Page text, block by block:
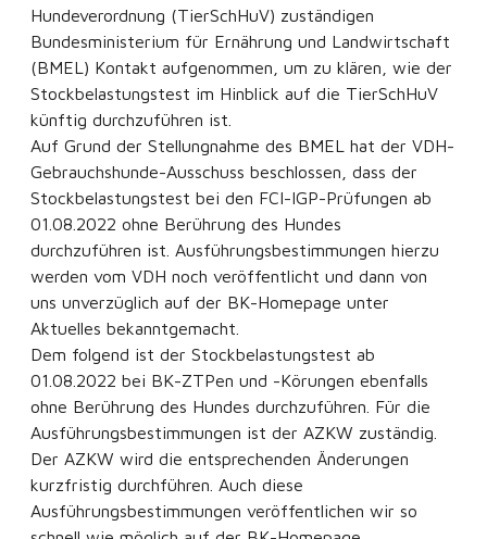
Hundeverordnung (TierSchHuV) zuständigen
Bundesministerium für Ernährung und Landwirtschaft
(BMEL) Kontakt aufgenommen, um zu klären, wie der
Stockbelastungstest im Hinblick auf die TierSchHuV
künftig durchzuführen ist.
Auf Grund der Stellungnahme des BMEL hat der VDH-
Gebrauchshunde-Ausschuss beschlossen, dass der
Stockbelastungstest bei den FCI-IGP-Prüfungen ab
01.08.2022 ohne Berührung des Hundes
durchzuführen ist. Ausführungsbestimmungen hierzu
werden vom VDH noch veröffentlicht und dann von
uns unverzüglich auf der BK-Homepage unter
Aktuelles bekanntgemacht.
Dem folgend ist der Stockbelastungstest ab
01.08.2022 bei BK-ZTPen und -Körungen ebenfalls
ohne Berührung des Hundes durchzuführen. Für die
Ausführungsbestimmungen ist der AZKW zuständig.
Der AZKW wird die entsprechenden Änderungen
kurzfristig durchführen. Auch diese
Ausführungsbestimmungen veröffentlichen wir so